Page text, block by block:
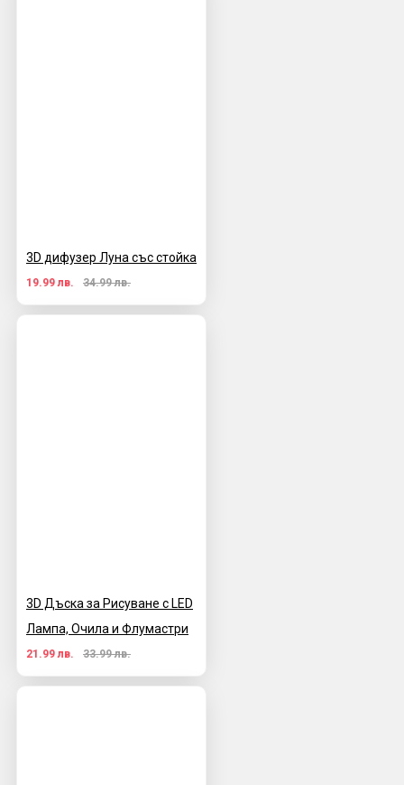
3D дифузер Луна със стойка
19.99 лв. 34.99 лв.
3D Дъска за Рисуване с LED
Лампа, Очила и Флумастри
21.99 лв. 33.99 лв.